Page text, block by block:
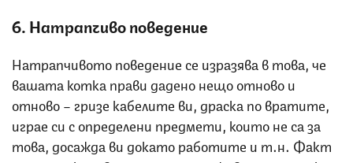
6. Натрапчиво поведение
Натрапчивото поведение се изразява в това, че
вашата котка прави дадено нещо отново и
отново – гризе кабелите ви, драска по вратите,
играе си с определени предмети, които не са за
това, досажда ви докато работите и т.н. Факт